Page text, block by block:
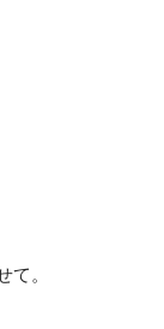
て。